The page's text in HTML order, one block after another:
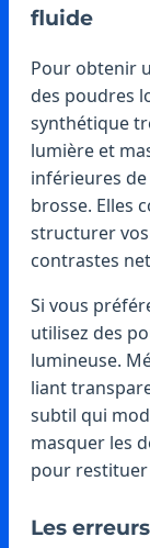
fluide
Pour obtenir
des poudres
synthétique
lumière et
inférieures
brosse. Elles
structurer
contrastes
Si vous
utilisez des
lumineuse.
liant
subtil qui
masquer les
pour restituer
Les